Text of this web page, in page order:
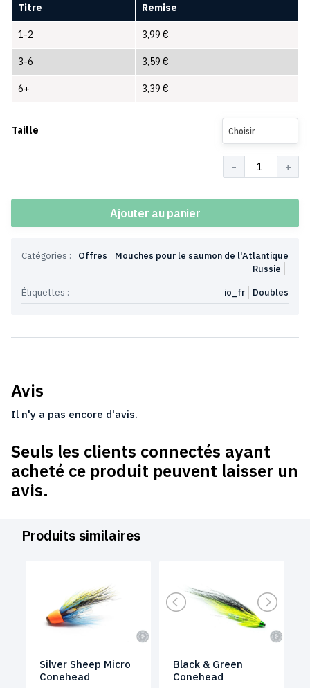
Titre Remise
1-2 3,99 €
3-6 3,59 €
6+ 3,39 €
Taille Choisir
Ajouter au panier
Catégories : Mouches pour le saumon de l'Atlantique
Offres
Russie
Étiquettes :
Doubles
io_fr
Avis
Il n'y a pas encore d'avis.
Seuls les clients connectés ayant
acheté ce produit peuvent laisser un
avis.
Produits similaires
Silver Sheep Micro
Conehead
Black & Green
Conehead